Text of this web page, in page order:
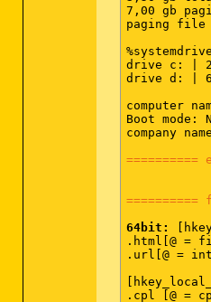
srv -
srv -
srv -
srv -
srv -
srv -
srv -
srv -
srv -
srv -
srv -
srv -
drv:64bit: -
drv: 64bit: -
drv:
64bit: -
drv:64bit: -
7,00 gb
paging file
drive c: |
drive d: |
computer
Boot
company
64bit:
.html[@ =
.url[@ =
.cpl [@ =